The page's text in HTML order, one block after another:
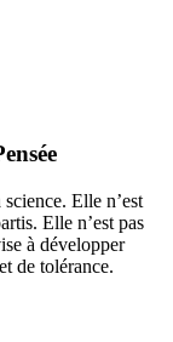
Elle n’est
Elle n’est pas
à développer
de tolérance.